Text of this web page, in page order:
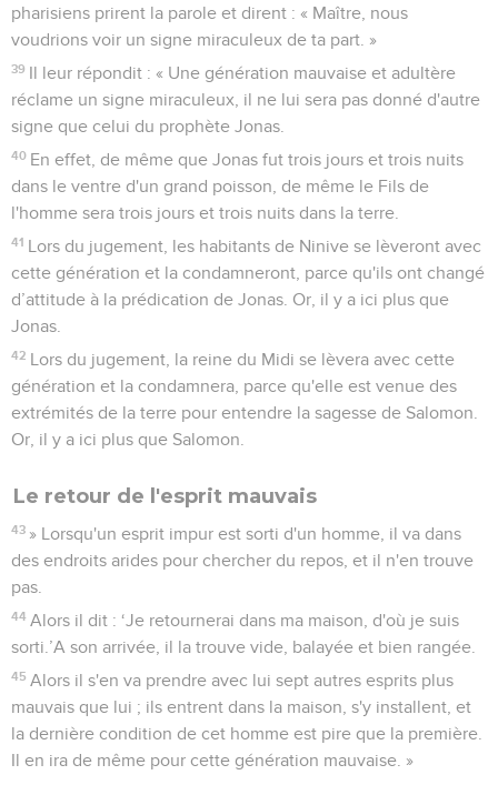
pharisiens prirent la parole et dirent : « Maître, nous
voudrions voir un signe miraculeux de ta part. »
39 Il leur répondit : « Une génération mauvaise et adultère
réclame un signe miraculeux, il ne lui sera pas donné d'autre
signe que celui du prophète Jonas.
40 En effet, de même que Jonas fut trois jours et trois nuits
dans le ventre d'un grand poisson, de même le Fils de
l'homme sera trois jours et trois nuits dans la terre.
41 Lors du jugement, les habitants de Ninive se lèveront avec
cette génération et la condamneront, parce qu'ils ont changé
d’attitude à la prédication de Jonas. Or, il y a ici plus que
Jonas.
42 Lors du jugement, la reine du Midi se lèvera avec cette
génération et la condamnera, parce qu'elle est venue des
extrémités de la terre pour entendre la sagesse de Salomon.
Or, il y a ici plus que Salomon.
Le retour de l'esprit mauvais
43 » Lorsqu'un esprit impur est sorti d'un homme, il va dans
des endroits arides pour chercher du repos, et il n'en trouve
pas.
44 Alors il dit : ‘Je retournerai dans ma maison, d'où je suis
sorti.’A son arrivée, il la trouve vide, balayée et bien rangée.
45 Alors il s'en va prendre avec lui sept autres esprits plus
mauvais que lui ; ils entrent dans la maison, s'y installent, et
la dernière condition de cet homme est pire que la première.
Il en ira de même pour cette génération mauvaise. »